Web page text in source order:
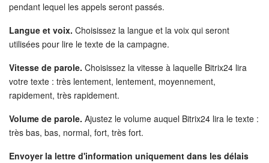
pendant lequel les appels seront passés.
Langue et voix. Choisissez la langue et la voix qui seront
utilisées pour lire le texte de la campagne.
Vitesse de parole. Choisissez la vitesse à laquelle Bitrix24 lira
votre texte : très lentement, lentement, moyennement,
rapidement, très rapidement.
Volume de parole. Ajustez le volume auquel Bitrix24 lira le texte :
très bas, bas, normal, fort, très fort.
Envoyer la lettre d'information uniquement dans les délais